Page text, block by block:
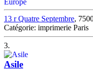
13 r Quatre Septembre,
Catégorie: imprimerie Paris
3.
Asile